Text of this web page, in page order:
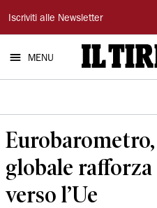
Il
Tirreno
Iscriviti alle Newsletter
MENU
globale
verso l’Ue